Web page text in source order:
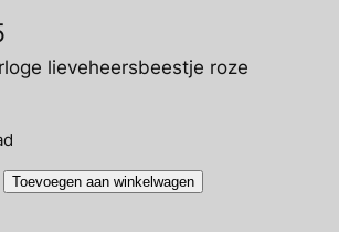
lieveheersbeestje roze
Toevoegen aan winkelwagen